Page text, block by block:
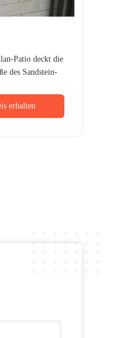
Patio deckt die
des Sandstein-
erhalten